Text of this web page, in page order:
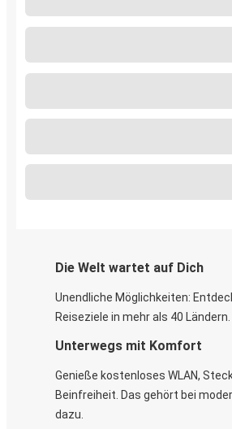
Die Welt wartet auf Dich
Unendliche Möglichkeiten:
Reiseziele in mehr als 40 Ländern.
Unterwegs mit Komfort
Genieße kostenloses WLAN,
Beinfreiheit. Das gehört bei
dazu.